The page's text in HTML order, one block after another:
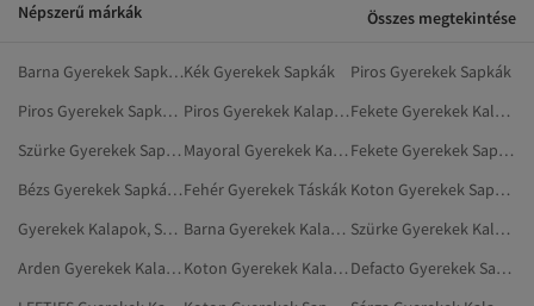
Népszerű márkák Összes megtekintése
Barna Gyerekek Sapkák, KalapokKék Gyerekek Sapkák
Piros Gyerekek Sapkák
Piros Gyerekek Sapkák, Kalapok
Piros Gyerekek Kalapok, Sapkák És Kesztyűk
Fekete Gyerekek Kalapok, Sapkák És Kesztyűk
Szürke Gyerekek Sapkák
Mayoral Gyerekek Kalapok, Sapkák És Kesztyűk
Fekete Gyerekek Sapkák, Kalapok
Bézs Gyerekek Sapkák, KalapokFehér Gyerekek Táskák
Koton Gyerekek Sapkák, Kalapok
Gyerekek Kalapok, Sapkák És Kesztyűk
Barna Gyerekek Kalapok, Sapkák És Kesztyűk
Szürke Gyerekek Kalapok, Sapkák És Kesztyűk
Arden Gyerekek Kalapok, Sapkák És Kesztyűk
Koton Gyerekek Kalapok, Sapkák És Kesztyűk
Defacto Gyerekek Sapkák